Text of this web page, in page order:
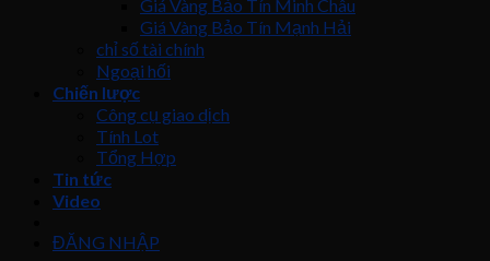
Giá Vàng Bảo Tín Minh Châu
Giá Vàng Bảo Tín Mạnh Hải
chỉ số tài chính
Ngoại hối
Chiến lược
Công cụ giao dịch
Tính Lot
Tổng Hợp
Tin tức
Video
ĐĂNG NHẬP